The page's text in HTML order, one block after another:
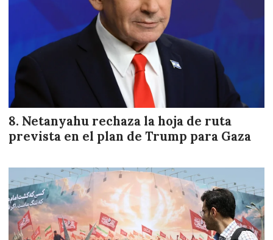
Netanyahu rechaza la hoja de ruta
prevista en el plan de Trump para Gaza